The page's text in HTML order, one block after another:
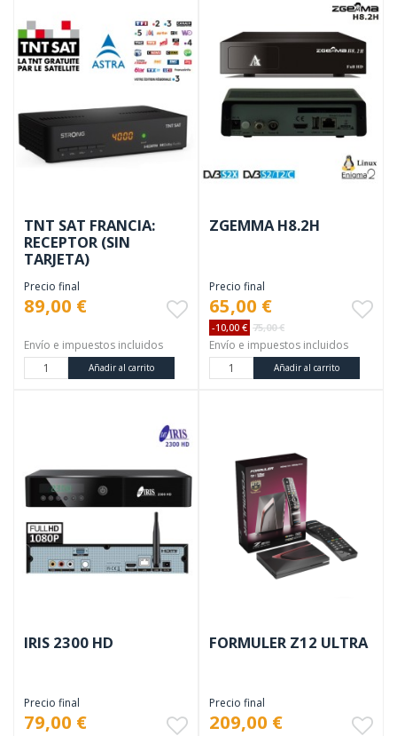
TNT SAT FRANCIA:
RECEPTOR (SIN
TARJETA)
Precio final
89,00 €
Envío e impuestos incluidos
Añadir al carrito
ZGEMMA H8.2H
Precio final
65,00 €
-10,00 € 75,00 €
Envío e impuestos incluidos
Añadir al carrito
IRIS 2300 HD
Precio final
79,00 €
FORMULER Z12 ULTRA
Precio final
209,00 €